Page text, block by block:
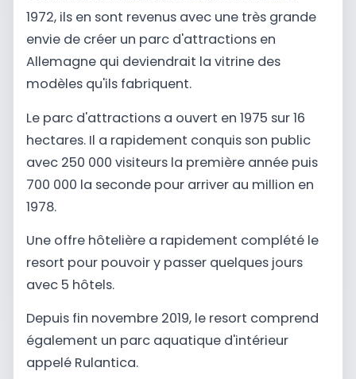
1972, ils en sont revenus avec une très grande
envie de créer un parc d'attractions en
Allemagne qui deviendrait la vitrine des
modèles qu'ils fabriquent.
Le parc d'attractions a ouvert en 1975 sur 16
hectares. Il a rapidement conquis son public
avec 250 000 visiteurs la première année puis
700 000 la seconde pour arriver au million en
1978.
Une offre hôtelière a rapidement complété le
resort pour pouvoir y passer quelques jours
avec 5 hôtels.
Depuis fin novembre 2019, le resort comprend
également un parc aquatique d'intérieur
appelé Rulantica.